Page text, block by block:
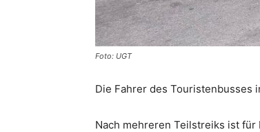
Foto: UGT
Die Fahrer des Touristenbusses
Nach mehreren Teilstreiks ist für